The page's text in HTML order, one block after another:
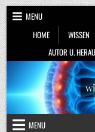
Skip
to
content
MENU
HOME
WISSEN
AUTOR U.
MENU